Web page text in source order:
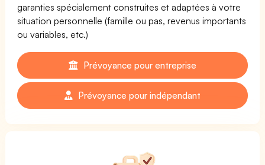
garanties spécialement construites et adaptées à votre
situation personnelle (famille ou pas, revenus importants
ou variables, etc.)
Prévoyance pour entreprise
Prévoyance pour indépendant